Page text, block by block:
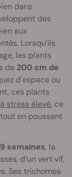
dans
des
aux
Lorsqu’ils
les plants
de 200 cm de
d’espace ou
ces plants
stress élevé, ce
en poussant
semaines, la
d’un vert vif,
Ses trichomes